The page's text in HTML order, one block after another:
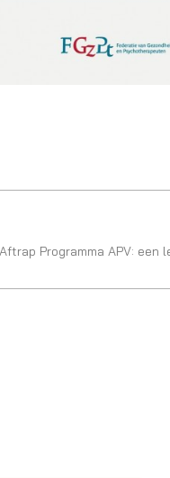
Aftrap Programma APV: een